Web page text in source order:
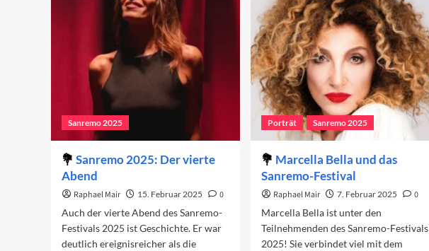
Sanremo 2025
Sanremo 2025: Der vierte
Abend
Raphael Mair 15. Februar 2025
0
Auch der vierte Abend des Sanremo-
Festivals 2025 ist Geschichte. Er war
deutlich ereignisreicher als die
Porträt Sanremo 2025
Marcella Bella und das
Sanremo-Festival
Raphael Mair 7. Februar 2025
0
Marcella Bella ist unter den
Teilnehmenden des Sanremo-Festivals
2025! Sie verbindet viel mit dem